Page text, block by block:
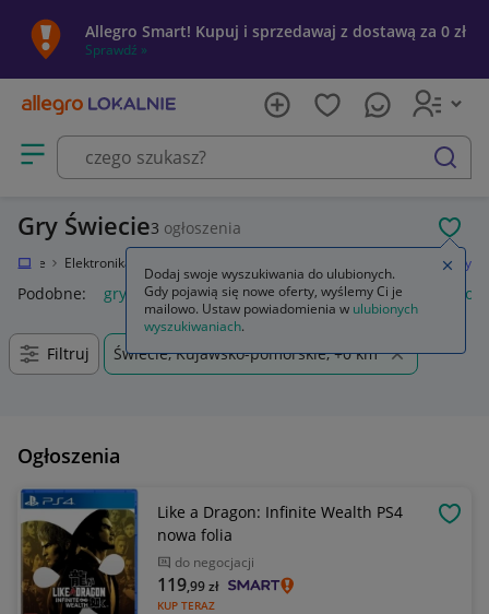
Allegro Smart! Kupuj i sprzedawaj z dostawą za 0 zł
Sprawdź »
Otwórz menu z kategoriami
szukaj
Gry Świecie3 ogłoszenia
Elektronika Gry
Podobne: gry gry ps5 gry ps4 karty do gry gry
Filtruj Świecie, Kujawsko-pomorskie, +0 km
Ogłoszenia
Like a Dragon: Infinite Wealth PS4
nowa folia
do negocjacji
KUP TERAZ
119,99zł
Dodaj swoje wyszukiwania do ulubionych.
Gdy pojawią się nowe oferty, wyślemy Ci je
mailowo. Ustaw powiadomienia w ulubionych
wyszukiwaniach.